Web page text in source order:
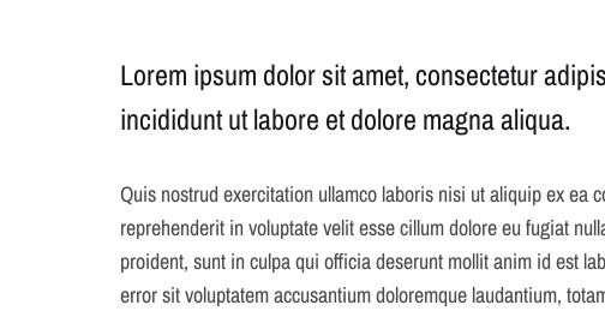
Lorem ipsum dolor sit amet, consectetur
incididunt ut labore et dolore magna aliqua.
Quis nostrud exercitation ullamco laboris nisi ut aliquip ex ea
reprehenderit in voluptate velit esse cillum dolore eu fugiat
proident, sunt in culpa qui officia deserunt mollit anim id est
error sit voluptatem accusantium doloremque laudantium,